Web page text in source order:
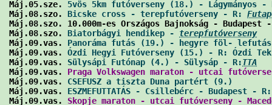
Máj.05.sze. 5vös 5km futóverseny (18.) - Lágymányos
Máj.08.szo. Bicske cross - terepfutóverseny - R:
Máj.08.szo. 10.000m-es Országos Bajnokság -
Máj.08.szo. Biatorbágyi hendikep - terepfutóverseny
Máj.09.vas. Panoráma futás (19.) - hegyre föl-
Máj.09.vas. Ózdi Hegyi Futóverseny (15.) - R: Ózdi
Máj.09.vas. Sülysápi Futónap (4.) - Sülysáp - R:TTA
Máj.09.vas. Praga Volkswagen maraton - utcai
Máj.09.vas. CSEFUSZ a tiszta Duna partért (9.)
Máj.09.vas. ESZMEFUTTATÁS - Csillebérc - Budapest -
Máj.09.vas. Skopje maraton - utcai futóverseny -